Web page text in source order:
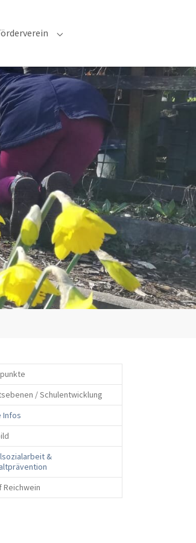
for "Schulprogramm / Leitbild"
Submenu for "Förderverein"
/ Schulentwicklung
Infos
&
Reichwein